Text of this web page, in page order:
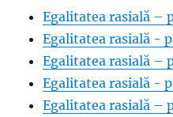
Egalitatea rasială –
Egalitatea rasială -
Egalitatea rasială –
Egalitatea rasială -
Egalitatea rasială –